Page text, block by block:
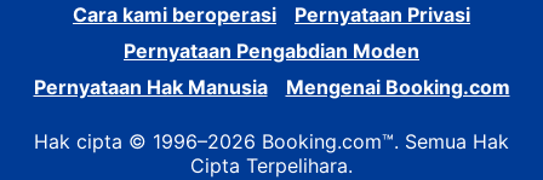
Cara kami beroperasi
Pernyataan Privasi
Pernyataan Pengabdian Moden
Pernyataan Hak Manusia
Mengenai Booking.com
Hak cipta © 1996–2026 Booking.com™. Semua Hak
Cipta Terpelihara.